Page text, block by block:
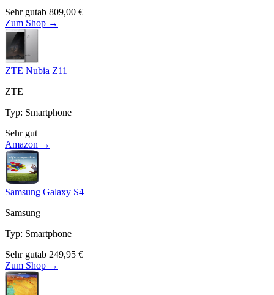
Sehr gutab 809,00 €
Zum Shop →
ZTE Nubia Z11
ZTE
Typ: Smartphone
Sehr gut
Amazon →
Samsung Galaxy S4
Samsung
Typ: Smartphone
Sehr gutab 249,95 €
Zum Shop →